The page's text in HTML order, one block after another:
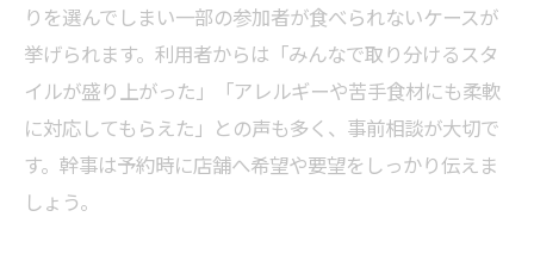
りを選んでしまい一部の参加者が食べられないケースが
挙げられます。利用者からは「みんなで取り分けるスタ
イルが盛り上がった」「アレルギーや苦手食材にも柔軟
に対応してもらえた」との声も多く、事前相談が大切で
す。幹事は予約時に店舗へ希望や要望をしっかり伝えま
しょう。